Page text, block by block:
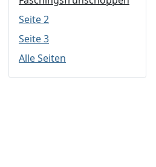
Seite 2
Seite 3
Alle Seiten